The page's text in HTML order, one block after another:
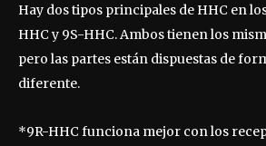
Hay dos tipos principales de HHC en
HHC y 9S-HHC. Ambos tienen los
pero las partes están dispuestas de
diferente.
*9R-HHC funciona mejor con los